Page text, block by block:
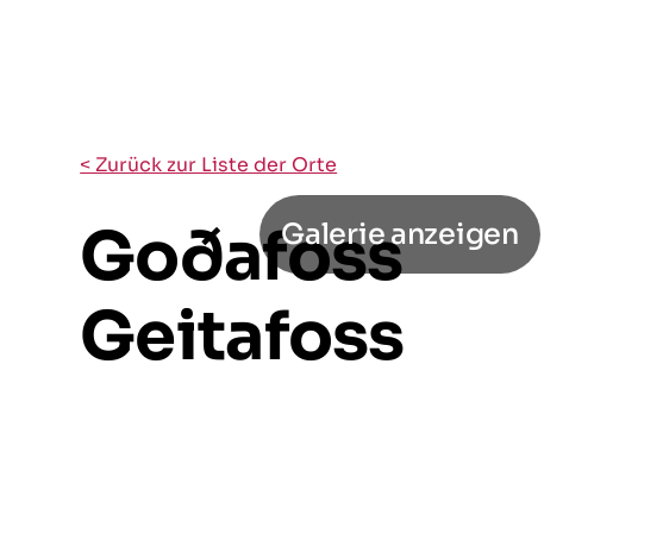
< Zurück zur Liste der Orte
Goðafoss
Geitafoss
Galerie anzeigen